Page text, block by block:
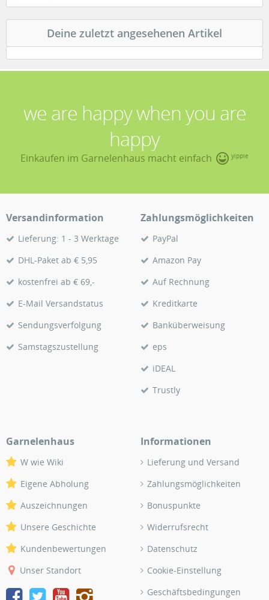
Deine zuletzt angesehenen Artikel
we are happy when you are
happy
Einkaufen im Garnelenhaus macht einfach yippie
Versandinformation
Lieferung: 1 - 3 Werktage
DHL-Paket ab € 5,95
kostenfrei ab € 69,-
E-Mail Versandstatus
Sendungsverfolgung
Samstagszustellung
Zahlungsmöglichkeiten
PayPal
Amazon Pay
Auf Rechnung
Kreditkarte
Banküberweisung
eps
iDEAL
Trustly
Garnelenhaus
W wie Wiki
Eigene Abholung
Auszeichnungen
Unsere Geschichte
Kundenbewertungen
Unser Standort
Informationen
Lieferung und Versand
Zahlungsmöglichkeiten
Bonuspunkte
Widerrufsrecht
Datenschutz
Cookie-Einstellung
Geschäftsbedingungen